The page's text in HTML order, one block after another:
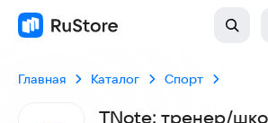
Главная Каталог Спорт
TNote: тренер/